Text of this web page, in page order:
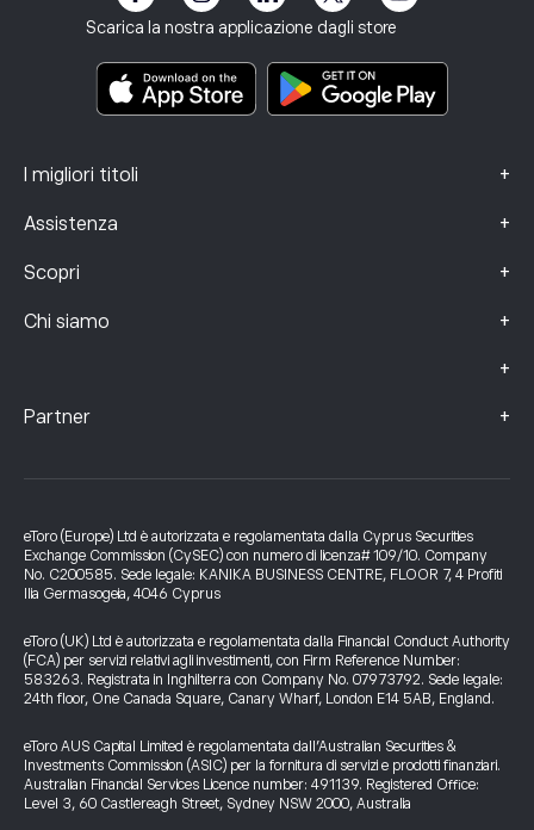
Scarica la nostra applicazione dagli store
I migliori titoli +
Assistenza +
Scopri +
Chi siamo +
+
Termini e condizioni
Documenti informativi chiave
Dati sui reclami (clienti FCA)
Partner +
Assicurazione sugli investimenti
eToro (Europe) Ltd è autorizzata e regolamentata dalla Cyprus Securities
Exchange Commission (CySEC) con numero di licenza# 109/10. Company
No. C200585. Sede legale: KANIKA BUSINESS CENTRE, FLOOR 7, 4 Profiti
Ilia Germasogeia, 4046 Cyprus
eToro (UK) Ltd è autorizzata e regolamentata dalla Financial Conduct Authority
(FCA) per servizi relativi agli investimenti, con Firm Reference Number:
583263. Registrata in Inghilterra con Company No. 07973792. Sede legale:
24th floor, One Canada Square, Canary Wharf, London E14 5AB, England.
eToro AUS Capital Limited è regolamentata dall’Australian Securities &
Investments Commission (ASIC) per la fornitura di servizi e prodotti finanziari.
Australian Financial Services Licence number: 491139. Registered Office:
Level 3, 60 Castlereagh Street, Sydney NSW 2000, Australia